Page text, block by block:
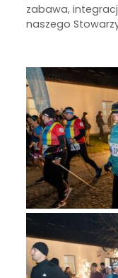
zabawa,
naszego